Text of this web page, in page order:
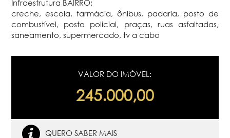
Infraestrutura BAIRRO:
creche, escola, farmácia, ônibus, padaria, posto de
combustível, posto policial, praças, ruas asfaltadas,
saneamento, supermercado, tv a cabo
VALOR DO IMÓVEL:
245.000,00
QUERO SABER MAIS